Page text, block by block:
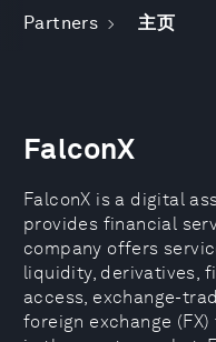
Partners 主页
FalconX
FalconX is a digital
provides financial
company offers
liquidity, derivatives,
access, exchange-
foreign exchange